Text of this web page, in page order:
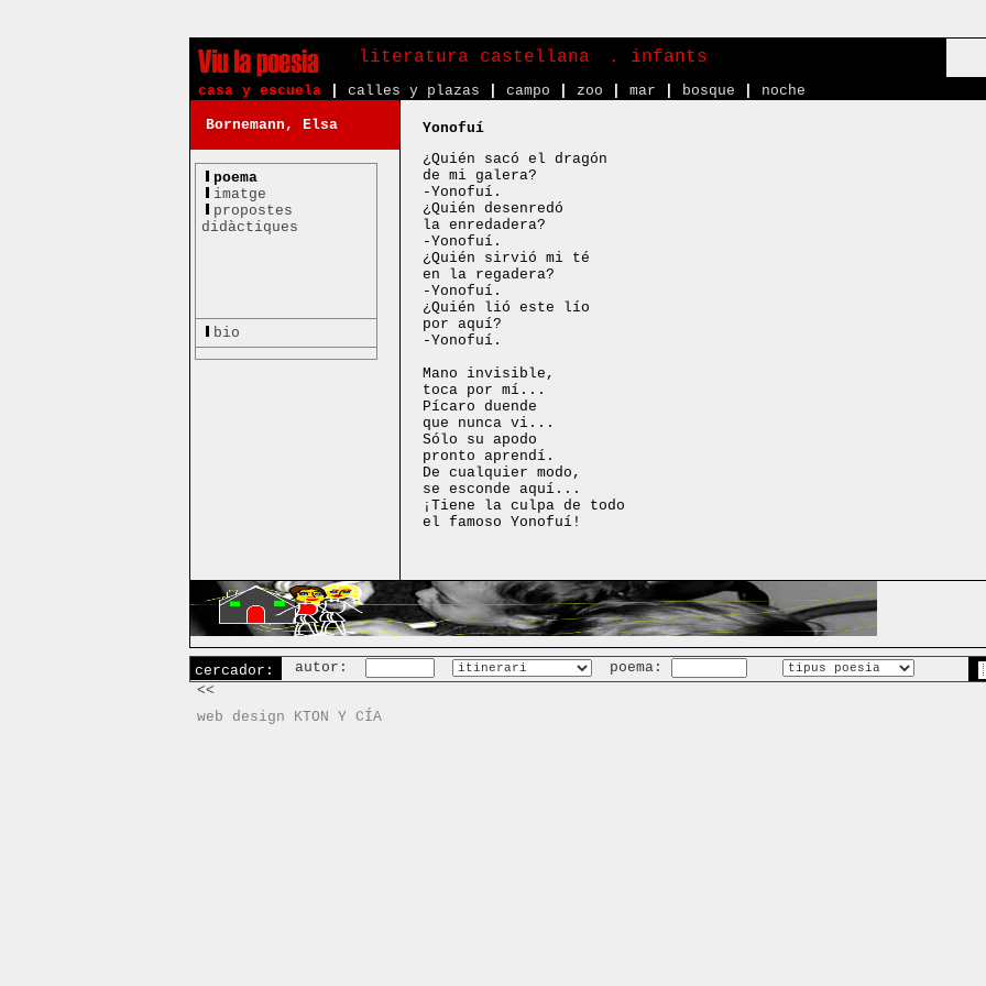
literatura castellana . infants
casa y escuela
calles y plazas campo zoo mar bosque noche
Bornemann, Elsa
poema
imatge
propostes
didàctiques
bio
Yonofuí
¿Quién sacó el dragón
de mi galera?
-Yonofuí.
¿Quién desenredó
la enredadera?
-Yonofuí.
¿Quién sirvió mi té
en la regadera?
-Yonofuí.
¿Quién lió este lío
por aquí?
-Yonofuí.
Mano invisible,
toca por mí...
Pícaro duende
que nunca vi...
Sólo su apodo
pronto aprendí.
De cualquier modo,
se esconde aquí...
¡Tiene la culpa de todo
el famoso Yonofuí!
cercador: autor: poema:
<<
web design KTON Y CÍA